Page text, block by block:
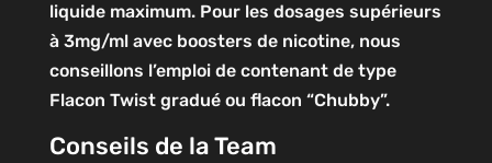
liquide maximum. Pour les dosages supérieurs
à 3mg/ml avec boosters de nicotine, nous
conseillons l’emploi de contenant de type
Flacon Twist gradué ou flacon “Chubby”.
Conseils de la Team